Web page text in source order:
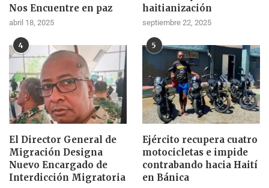
Nos Encuentre en paz
abril 18, 2025
haitianización
septiembre 22, 2025
4
El Director General de
Migración Designa
Nuevo Encargado de
Interdicción Migratoria
5
Ejército recupera cuatro
motocicletas e impide
contrabando hacia Haití
en Bánica